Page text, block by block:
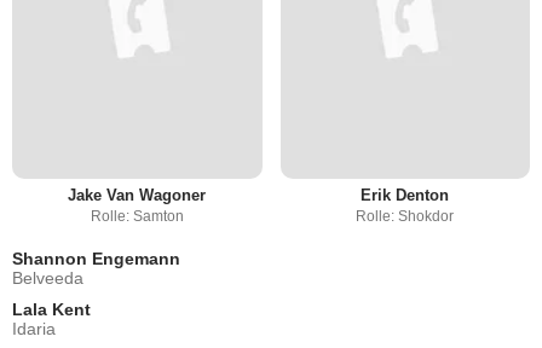
Jake Van Wagoner
Rolle: Samton
Erik Denton
Rolle: Shokdor
Shannon Engemann
Belveeda
Lala Kent
Idaria